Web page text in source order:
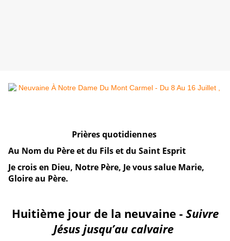
Prières quotidiennes
Au Nom du Père et du Fils et du Saint Esprit
Je crois en Dieu, Notre Père, Je vous salue Marie,
Gloire au Père.
Huitième jour de la neuvaine - Suivre
Jésus jusqu’au calvaire